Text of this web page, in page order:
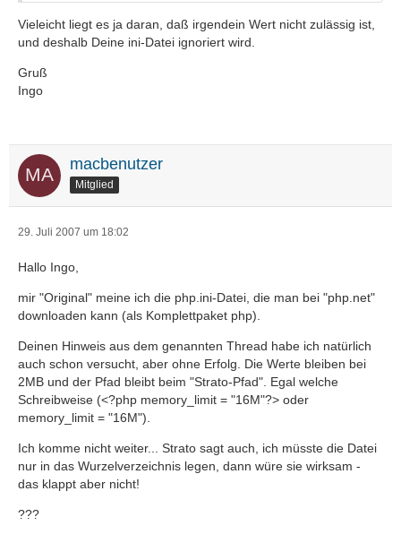
Vieleicht liegt es ja daran, daß irgendein Wert nicht zulässig ist,
und deshalb Deine ini-Datei ignoriert wird.
Gruß
Ingo
macbenutzer
Mitglied
29. Juli 2007 um 18:02
Hallo Ingo,
mir "Original" meine ich die php.ini-Datei, die man bei "php.net"
downloaden kann (als Komplettpaket php).
Deinen Hinweis aus dem genannten Thread habe ich natürlich
auch schon versucht, aber ohne Erfolg. Die Werte bleiben bei
2MB und der Pfad bleibt beim "Strato-Pfad". Egal welche
Schreibweise (<?php memory_limit = "16M"?> oder
memory_limit = "16M").
Ich komme nicht weiter... Strato sagt auch, ich müsste die Datei
nur in das Wurzelverzeichnis legen, dann würe sie wirksam -
das klappt aber nicht!
???